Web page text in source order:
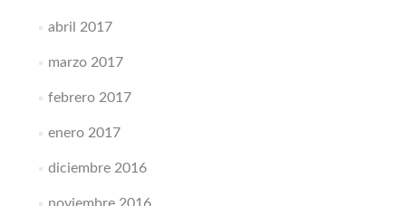
abril 2017
marzo 2017
febrero 2017
enero 2017
diciembre 2016